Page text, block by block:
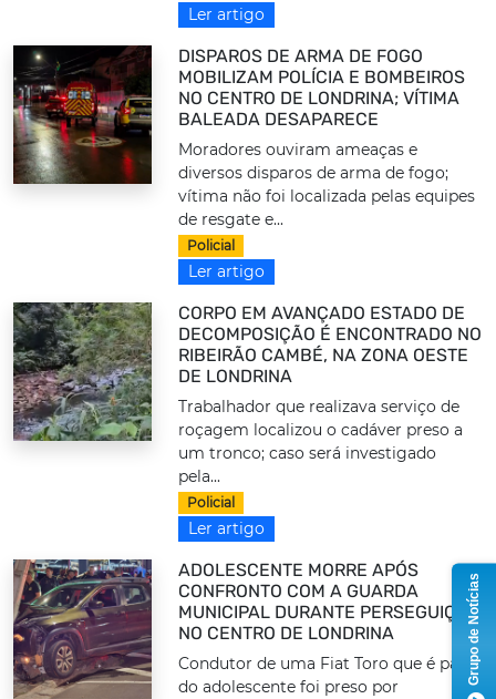
Ler artigo
DISPAROS DE ARMA DE FOGO
MOBILIZAM POLÍCIA E BOMBEIROS
NO CENTRO DE LONDRINA; VÍTIMA
BALEADA DESAPARECE
Moradores ouviram ameaças e
diversos disparos de arma de fogo;
vítima não foi localizada pelas equipes
de resgate e...
Policial
Ler artigo
CORPO EM AVANÇADO ESTADO DE
DECOMPOSIÇÃO É ENCONTRADO NO
RIBEIRÃO CAMBÉ, NA ZONA OESTE
DE LONDRINA
Trabalhador que realizava serviço de
roçagem localizou o cadáver preso a
um tronco; caso será investigado
pela...
Policial
Ler artigo
ADOLESCENTE MORRE APÓS
CONFRONTO COM A GUARDA
MUNICIPAL DURANTE PERSEGUIÇÃO
NO CENTRO DE LONDRINA
Condutor de uma Fiat Toro que é pai
do adolescente foi preso por
Grupo de Notícias